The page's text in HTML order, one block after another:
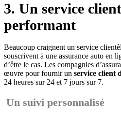
3. Un service
performant
Beaucoup craignent un service
souscrivent à une assurance auto en
d’être le cas. Les compagnies
œuvre pour fournir un service client
24 heures sur 24 et 7 jours sur 7.
Un suivi personnalisé